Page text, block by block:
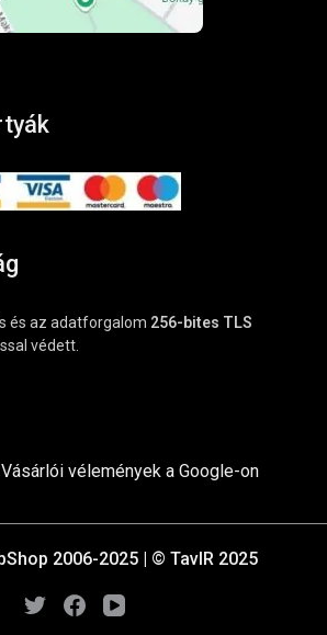
és az adatforgalom 256-bites TLS
védett.
vélemények a Google-on
2006-2025 | © TavIR 2025